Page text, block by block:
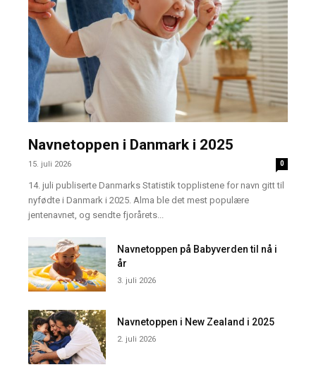
Navnetoppen i Danmark i 2025
15. juli 2026 0
14. juli publiserte Danmarks Statistik topplistene for navn gitt til
nyfødte i Danmark i 2025. Alma ble det mest populære
jentenavnet, og sendte fjorårets...
Navnetoppen på Babyverden til nå i
år
3. juli 2026
Navnetoppen i New Zealand i 2025
2. juli 2026